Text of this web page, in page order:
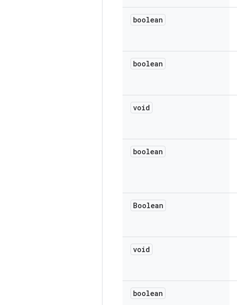
boolean
boolean
void
boolean
Boolean
void
boolean